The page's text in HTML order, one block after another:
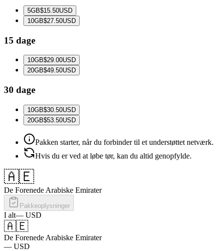
5GB$15.50USD
10GB$27.50USD
15 dage
10GB$29.00USD
20GB$49.50USD
30 dage
10GB$30.50USD
20GB$53.50USD
Pakken starter, når du forbinder til et understøttet netværk.
Hvis du er ved at løbe tør, kan du altid genopfylde.
🇦🇪
De Forenede Arabiske Emirater
Pakkeoplysninger
I alt— USD
🇦🇪
De Forenede Arabiske Emirater
— USD